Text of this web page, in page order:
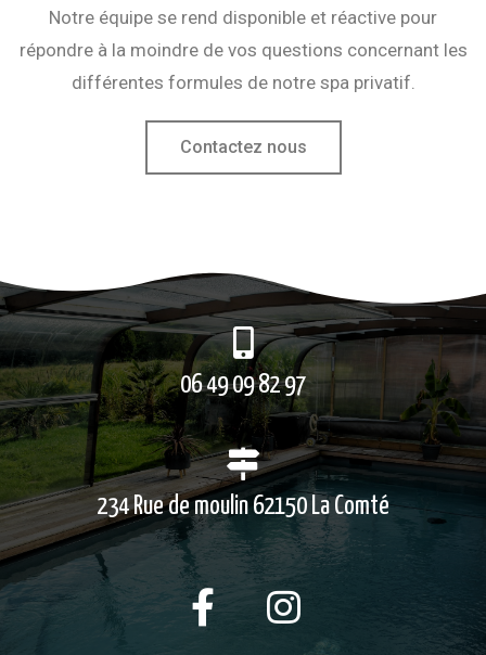
Notre équipe se rend disponible et réactive pour
répondre à la moindre de vos questions concernant les
différentes formules de notre spa privatif.
Contactez nous
06 49 09 82 97
234 Rue de moulin 62150 La Comté